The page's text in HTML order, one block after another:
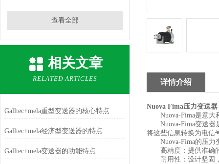
查看全部
相关文章
RELATED ARTICLES
Galltec+mela重型变送器的核心特点
Galltec+mela经济型变送器的特点
Galltec+mela变送器的功能特点
详情介绍
Nuova Fima压力变送器
Nuova-Fima是意大利
Nuova-Fima变送器是
将这些信息转换为电信
Nuova-Fima的压力变
高精度：提供准确的
耐用性：设计坚固，